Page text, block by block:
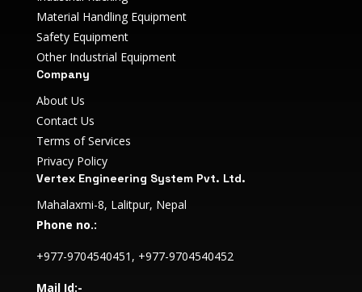
Material Handling Equipment
Safety Equipment
Other Industrial Equipment
Company
About Us
Contact Us
Terms of Services
Privacy Policy
Vertex Engineering System Pvt. Ltd.
Mahalaxmi-8, Lalitpur, Nepal
Phone no.:
+977-9704540451, +977-9704540452
Mail Id:-